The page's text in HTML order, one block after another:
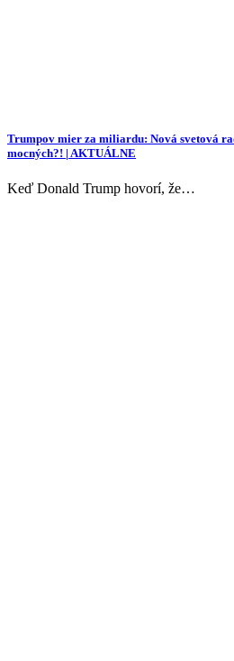
Trumpov mier za miliardu: Nová svetová
mocných?! | AKTUÁLNE
Keď Donald Trump hovorí, že…